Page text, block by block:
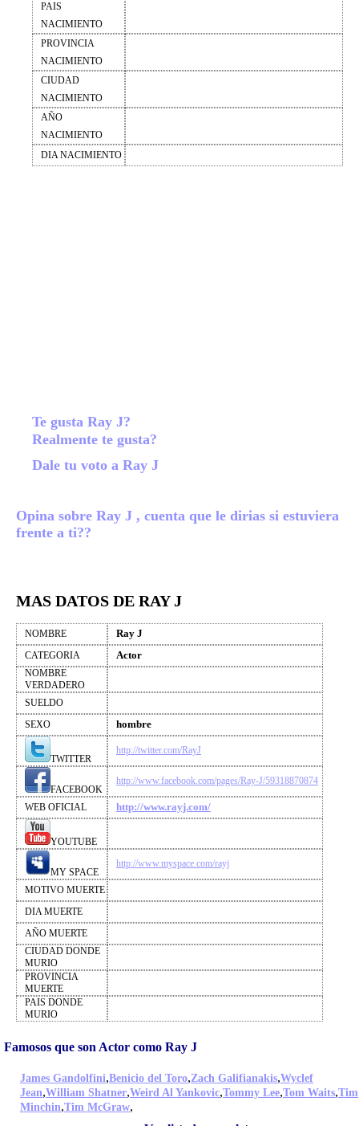
PAIS
NACIMIENTO
PROVINCIA
NACIMIENTO
CIUDAD
NACIMIENTO
AÑO
NACIMIENTO
DIA NACIMIENTO
Te gusta Ray J?
Realmente te gusta?
Dale tu voto a Ray J
Opina sobre Ray J , cuenta que le dirias si estuviera
frente a ti??
MAS DATOS DE RAY J
NOMBRE Ray J
CATEGORIA Actor
NOMBRE
VERDADERO
SUELDO
SEXO
hombre
TWITTER
http://twitter.com/RayJ
FACEBOOK
http://www.facebook.com/pages/Ray-J/59318870874
WEB OFICIAL http://www.rayj.com/
YOUTUBE
MY SPACE
http://www.myspace.com/rayj
MOTIVO MUERTE
DIA MUERTE
AÑO MUERTE
CIUDAD DONDE
MURIO
PROVINCIA
MUERTE
PAIS DONDE
MURIO
Famosos que son Actor como Ray J
James Gandolfini,Benicio del Toro,Zach Galifianakis,Wyclef
Jean,William Shatner,Weird Al Yankovic,Tommy Lee,Tom Waits,Tim
Minchin,Tim McGraw,